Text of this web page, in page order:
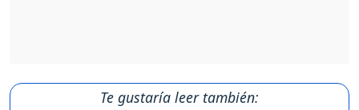
Te gustaría leer también: